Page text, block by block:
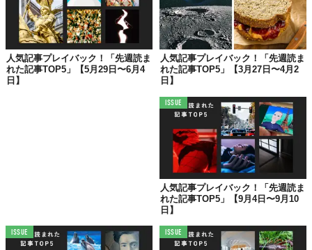
©iStock.com/Max2611
1934年4月21日、英紙『Daily Mail』に一枚の写真が掲載され、
世界に大きな衝撃を与えました。
「外科医の写真」と呼ばれる未
人気記事プレイバック！「先週読ま
れた記事TOP5」【5月29日〜6月4
日】
人気記事プレイバック！「先週読ま
れた記事TOP5」【3月27日〜4月2
日】
ISSUE
人気記事プレイバック！「先週読ま
れた記事TOP5」【9月4日〜9月10
日】
ISSUE ISSUE